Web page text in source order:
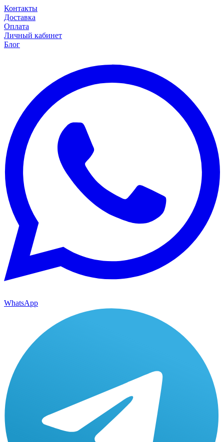
Контакты
Доставка
Оплата
Личный кабинет
Блог
WhatsApp